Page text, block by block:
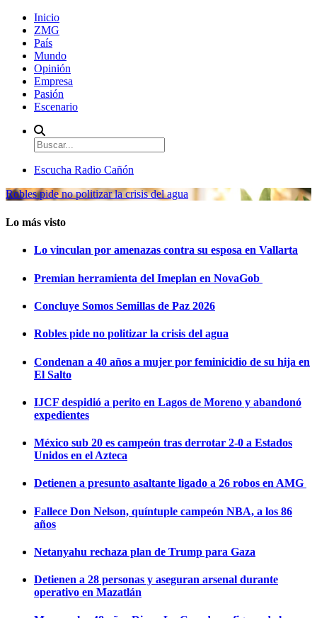
Inicio
ZMG
País
Mundo
Opinión
Empresa
Pasión
Escenario
Escucha Radio Cañón
Robles pide no politizar la crisis del agua
Lo más visto
Lo vinculan por amenazas contra su esposa en Vallarta
Premian herramienta del Imeplan en NovaGob
Concluye Somos Semillas de Paz 2026
Robles pide no politizar la crisis del agua
Condenan a 40 años a mujer por feminicidio de su hija en
El Salto
IJCF despidió a perito en Lagos de Moreno y abandonó
expedientes
México sub 20 es campeón tras derrotar 2-0 a Estados
Unidos en el Azteca
Detienen a presunto asaltante ligado a 26 robos en AMG
Fallece Don Nelson, quíntuple campeón NBA, a los 86
años
Netanyahu rechaza plan de Trump para Gaza
Detienen a 28 personas y aseguran arsenal durante
operativo en Mazatlán